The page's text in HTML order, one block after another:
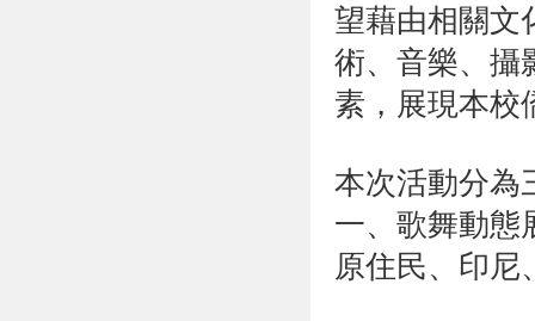
望藉由相關文
術、音樂、攝
素，展現本校
本次活動分為
一、歌舞動態
原住民、印尼